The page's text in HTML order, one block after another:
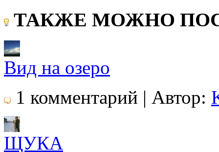
ТАКЖЕ МОЖНО
Вид на озеро
1 комментарий | Автор:
ЩУКА